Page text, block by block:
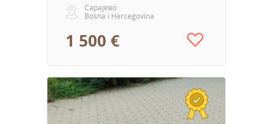
Сарајево
Bosna i Hercegovina
1 500 €